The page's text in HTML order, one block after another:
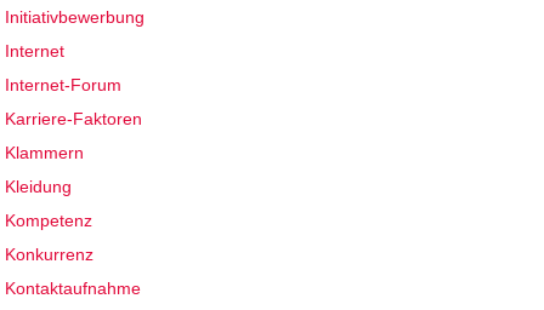
Initiativbewerbung
Internet
Internet-Forum
Karriere-Faktoren
Klammern
Kleidung
Kompetenz
Konkurrenz
Kontaktaufnahme